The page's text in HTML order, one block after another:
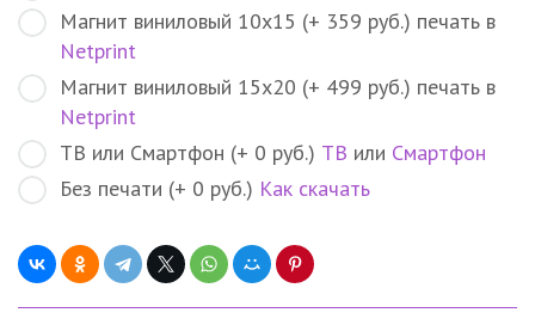
Магнит виниловый 10х15 (+ 359 руб.) печать в
Netprint
Магнит виниловый 15х20 (+ 499 руб.) печать в
Netprint
ТВ или Смартфон (+ 0 руб.) ТВ или Смартфон
Без печати (+ 0 руб.) Как скачать